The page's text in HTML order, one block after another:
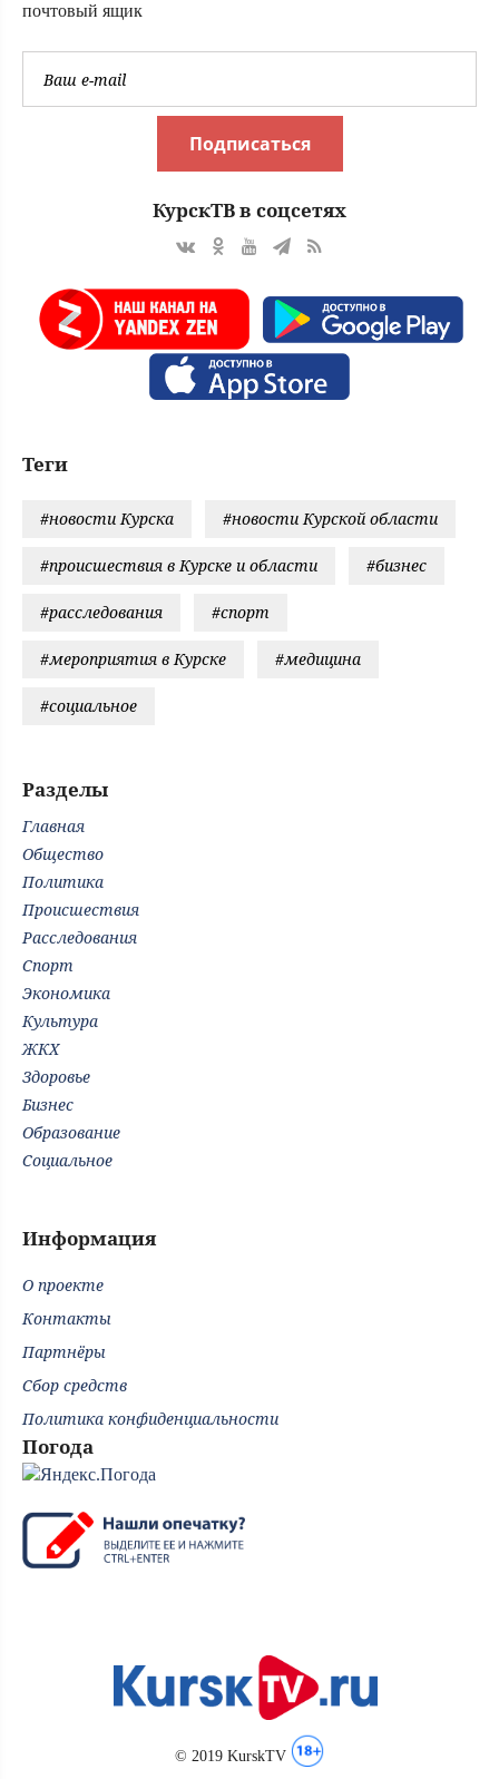
почтовый ящик
Подписаться
КурскТВ в соцсетях
Теги
#новости Курска #новости Курской области
#происшествия в Курске и области #бизнес
#расследования #спорт
#мероприятия в Курске #медицина
#социальное
Разделы
Главная
Общество
Политика
Происшествия
Расследования
Спорт
Экономика
Культура
ЖКХ
Здоровье
Бизнес
Образование
Социальное
Информация
О проекте
Контакты
Партнёры
Сбор средств
Политика конфиденциальности
Погода
© 2019 KurskTV